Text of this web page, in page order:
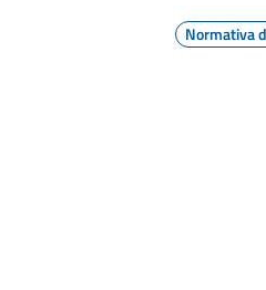
Normativa